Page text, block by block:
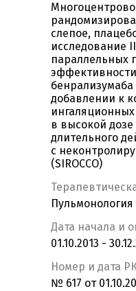
слепое,
исследование
параллельных
бенрализумаба
добавлении к
в высокой дозе
длительного
с
(SIROCCO)
Пульмонология
Дата начала и
01.10.2013 -
Номер и дата
№ 617 от